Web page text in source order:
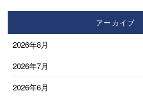
アーカイブ
2026年8月
2026年7月
2026年6月